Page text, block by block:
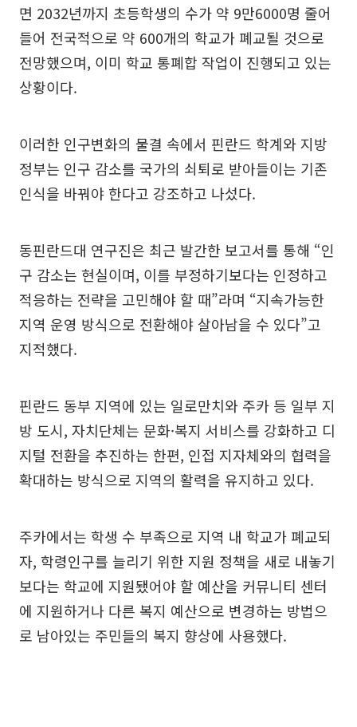
면 2032년까지 초등학생의 수가 약 9만6000명 줄어
들어 전국적으로 약 600개의 학교가 폐교될 것으로
전망했으며, 이미 학교 통폐합 작업이 진행되고 있는
상황이다.
이러한 인구변화의 물결 속에서 핀란드 학계와 지방
정부는 인구 감소를 국가의 쇠퇴로 받아들이는 기존
인식을 바꿔야 한다고 강조하고 나섰다.
동핀란드대 연구진은 최근 발간한 보고서를 통해 “인
구 감소는 현실이며, 이를 부정하기보다는 인정하고
적응하는 전략을 고민해야 할 때”라며 “지속가능한
지역 운영 방식으로 전환해야 살아남을 수 있다”고
지적했다.
핀란드 동부 지역에 있는 일로만치와 주카 등 일부 지
방 도시, 자치단체는 문화·복지 서비스를 강화하고 디
지털 전환을 추진하는 한편, 인접 지자체와의 협력을
확대하는 방식으로 지역의 활력을 유지하고 있다.
주카에서는 학생 수 부족으로 지역 내 학교가 폐교되
자, 학령인구를 늘리기 위한 지원 정책을 새로 내놓기
보다는 학교에 지원됐어야 할 예산을 커뮤니티 센터
에 지원하거나 다른 복지 예산으로 변경하는 방법으
로 남아있는 주민들의 복지 향상에 사용했다.